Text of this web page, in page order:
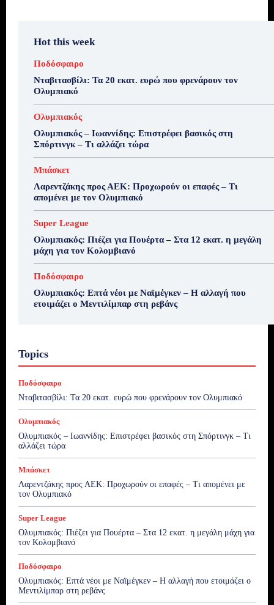
Hot this week
Ποδόσφαιρο
Νταβιτασβίλι: Τα 20 εκατ. ευρώ που φρενάρουν τον
Ολυμπιακό
Ολυμπιακός
Ολυμπιακός – Ιωαννίδης: Επιστρέφει βασικός στη
Σπόρτινγκ – Τι αλλάζει τώρα
Μπάσκετ
Λαρεντζάκης προς ΑΕΚ: Προχωρούν οι επαφές – Τι
απομένει με τον Ολυμπιακό
Super League
Ολυμπιακός: Πιέζει για Πουέρτα – Στα 12 εκατ. η μεγάλη
μάχη για τον Κολομβιανό
Ποδόσφαιρο
Ολυμπιακός: Επτά νέοι με Ναϊμέγκεν – Η αλλαγή που
ετοιμάζει ο Μεντιλίμπαρ στη ρεβάνς
Topics
Ποδόσφαιρο
Νταβιτασβίλι: Τα 20 εκατ. ευρώ που φρενάρουν τον Ολυμπιακό
Ολυμπιακός
Ολυμπιακός – Ιωαννίδης: Επιστρέφει βασικός στη Σπόρτινγκ – Τι
αλλάζει τώρα
Μπάσκετ
Λαρεντζάκης προς ΑΕΚ: Προχωρούν οι επαφές – Τι απομένει με
τον Ολυμπιακό
Super League
Ολυμπιακός: Πιέζει για Πουέρτα – Στα 12 εκατ. η μεγάλη μάχη για
τον Κολομβιανό
Ποδόσφαιρο
Ολυμπιακός: Επτά νέοι με Ναϊμέγκεν – Η αλλαγή που ετοιμάζει ο
Μεντιλίμπαρ στη ρεβάνς